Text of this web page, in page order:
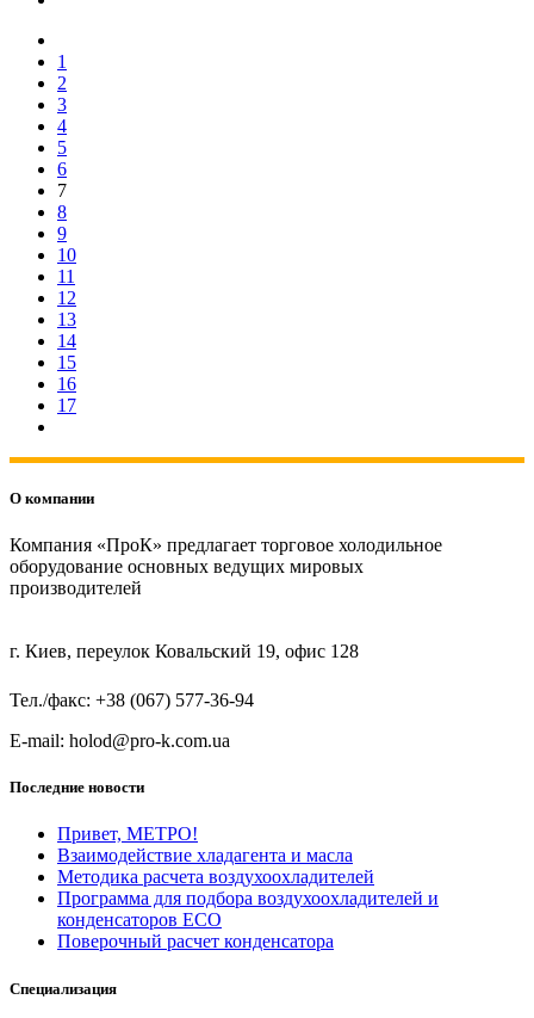
1
2
3
4
5
6
7
8
9
10
11
12
13
14
15
16
17
О компании
Компания «ПроК» предлагает торговое холодильное
оборудование основных ведущих мировых
производителей
г. Киев, переулок Ковальский 19, офис 128
Тел./факс: +38 (067) 577-36-94
E-mail: holod@pro-k.com.ua
Последние новости
Привет, МЕТРО!
Взаимодействие хладагента и масла
Методика расчета воздухоохладителей
Программа для подбора воздухоохладителей и
конденсаторов ECO
Поверочный расчет конденсатора
Специализация